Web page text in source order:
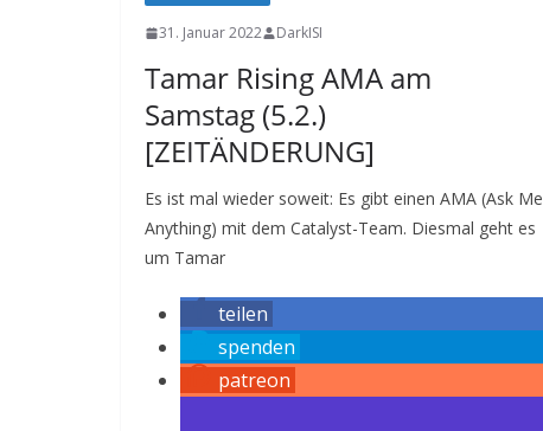
31. Januar 2022 DarkISI
Tamar Rising AMA am
Samstag (5.2.)
[ZEITÄNDERUNG]
Es ist mal wieder soweit: Es gibt einen AMA (Ask Me
Anything) mit dem Catalyst-Team. Diesmal geht es
um Tamar
teilen
spenden
patreon